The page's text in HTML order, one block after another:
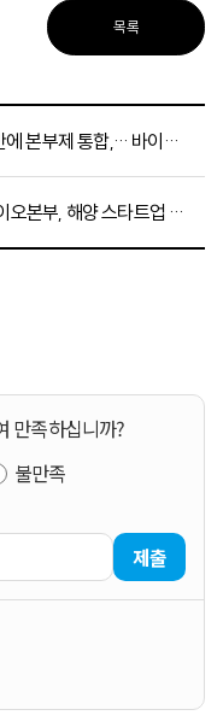
목록
전남바이오진흥원, 22년 만에 본부제 통합,… 바이오 주도 기반 마련
전남바이오진흥원 그린바이오본부, 해양 스타트업 아이디어발굴 공모전 개최
만족하십니까?
불만족
제출